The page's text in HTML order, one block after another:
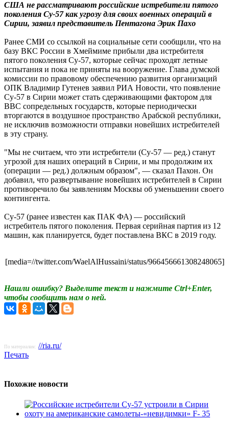
США не рассматривают российские истребители пятого
поколения Су-57 как угрозу для своих военных операций в
Сирии, заявил представитель Пентагона Эрик Пахо
Ранее СМИ со ссылкой на социальные сети сообщили, что на
базу ВКС России в Хмеймиме прибыли два истребителя
пятого поколения Су-57, которые сейчас проходят летные
испытания и пока не приняты на вооружение. Глава думской
комиссии по правовому обеспечению развития организаций
ОПК Владимир Гутенев заявил РИА Новости, что появление
Су-57 в Сирии может стать сдерживающими фактором для
ВВС сопредельных государств, которые периодически
вторгаются в воздушное пространство Арабской республики,
не исключив возможности отправки новейших истребителей
в эту страну.
"Мы не считаем, что эти истребители (Су-57 — ред.) станут
угрозой для наших операций в Сирии, и мы продолжим их
(операции — ред.) должным образом", — сказал Пахон. Он
добавил, что развертывание новейших истребителей в Сирии
противоречило бы заявлениям Москвы об уменьшении своего
контингента.
Су-57 (ранее известен как ПАК ФА) — российский
истребитель пятого поколения. Первая серийная партия из 12
машин, как планируется, будет поставлена ВКС в 2019 году.
[media=//twitter.com/WaelAlHussaini/status/966456661308248065]
Нашли ошибку? Выделите текст и нажмите Ctrl+Enter,
чтобы сообщить нам о ней.
По материалам: //ria.ru/
Печать
Похожие новости